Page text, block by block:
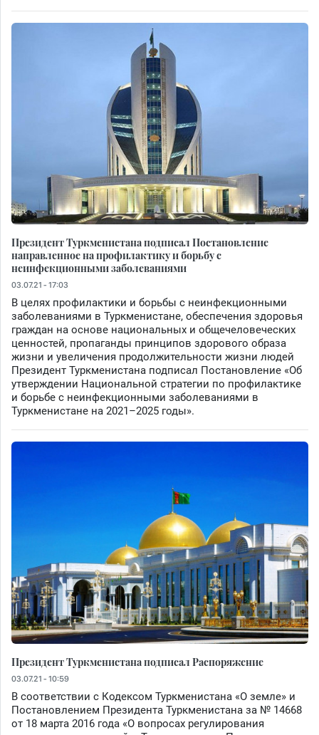
Президент Туркменистана подписал Постановление
направленное на профилактику и борьбу с
неинфекционными заболеваниями
03.07.21 - 17:03
В целях профилактики и борьбы с неинфекционными
заболеваниями в Туркменистане, обеспечения здоровья
граждан на основе национальных и общечеловеческих
ценностей, пропаганды принципов здорового образа
жизни и увеличения продолжительности жизни людей
Президент Туркменистана подписал Постановление «Об
утверждении Национальной стратегии по профилактике
и борьбе с неинфекционными заболеваниями в
Туркменистане на 2021–2025 годы».
Президент Туркменистана подписал Распоряжение
03.07.21 - 10:59
В соответствии с Кодексом Туркменистана «О земле» и
Постановлением Президента Туркменистана за № 14668
от 18 марта 2016 года «О вопросах регулирования